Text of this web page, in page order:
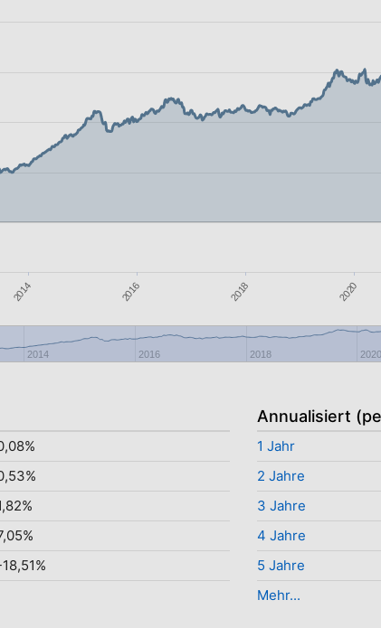
2014 2016 2018 2020
2014 2016 2018 2020
Annualisiert
1 Jahr
2 Jahre
3 Jahre
4 Jahre
5 Jahre
Mehr...